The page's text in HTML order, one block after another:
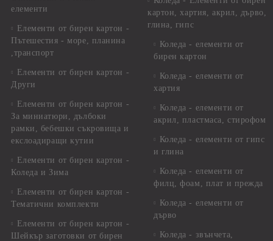
елементи
Елементи от бирен картон -
Пътешестия - море, планина
,транспорт
Елементи от бирен картон -
Други
Елементи от бирен картон -
За миниатюри, дълбоки
рамки, бебешки съкровища и
екслоадиращи кутии
Елементи от бирен картон -
Коледа и Зима
Елементи от бирен картон -
Тематични комплекти
Елементи от бирен картон -
Шейкър заготовки от бирен
картон, хартия, акрил, дърво,
глина, гипс
Коледа - елементи от
бирен картон
Коледа - елементи от
хартия
Коледа - елементи от
акрил, пластмаса, стирофом
Коледа - елементи от гипс
и глина
Коледа - елементи от
филц, фоам, плат и прежда
Коледа - елементи от
дърво
Коледа - звънчета,